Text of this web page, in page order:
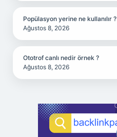
Popülasyon yerine ne kullanılır ?
Ağustos 8, 2026
Ototrof canlı nedir örnek ?
Ağustos 8, 2026